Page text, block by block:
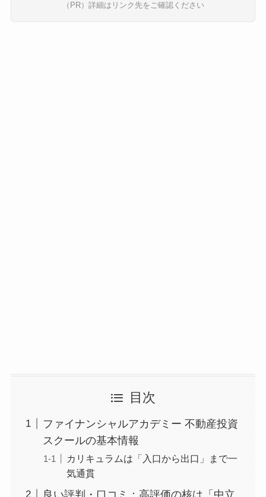
（PR）詳細はリンク先をご確認ください
目次
ファイナンシャルアカデミー 不動産投資
スクールの基本情報
カリキュラムは「入口から出口」まで一
気通貫
良い評判・口コミ：高評価の核は「中立